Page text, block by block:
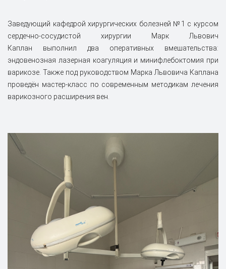
Заведующий кафедрой хирургических болезней №1 с курсом
сердечно-сосудистой хирургии Марк Львович
Каплан выполнил два оперативных вмешательства:
эндовенозная лазерная коагуляция и минифлебоктомия при
варикозе. Также под руководством Марка Львовича Каплана
проведён мастер-класс по современным методикам лечения
варикозного расширения вен.